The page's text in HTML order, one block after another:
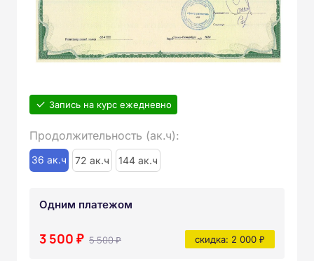
Запись на курс ежедневно
Продолжительность (ак.ч):
36 ак.ч 72 ак.ч 144 ак.ч
Одним платежом
3 500 ₽ 5 500 ₽ скидка: 2 000 ₽